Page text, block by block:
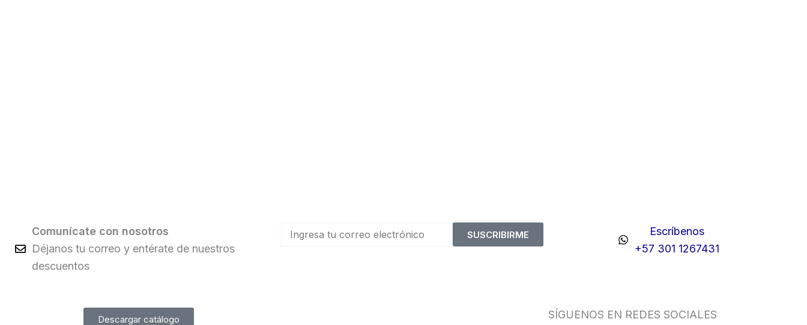
Comunícate con nosotros
Déjanos tu correo y entérate de nuestros
descuentos
SUSCRIBIRME
Escríbenos
+57 301 1267431
Descargar catálogo SÍGUENOS EN REDES SOCIALES